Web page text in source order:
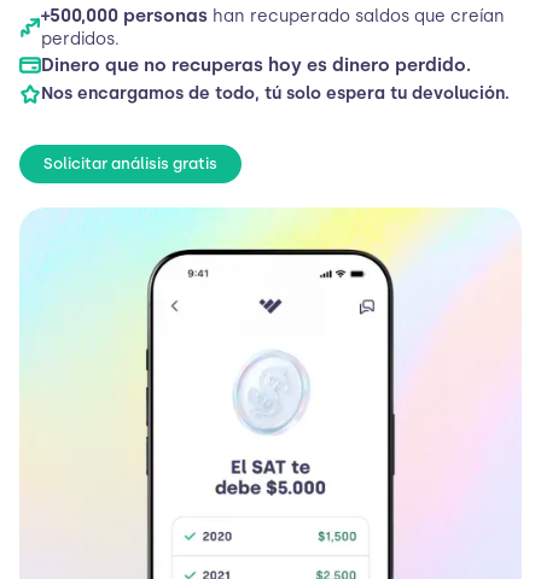
+500,000 personas han recuperado saldos que creían
perdidos.
Dinero que no recuperas hoy es dinero perdido.
Nos encargamos de todo, tú solo espera tu devolución.
Solicitar análisis gratis